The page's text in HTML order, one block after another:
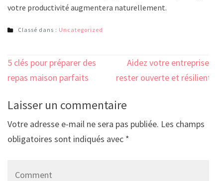
votre productivité augmentera naturellement.
Classé dans : Uncategorized
Navigation
de
5 clés pour préparer des
repas maison parfaits
Aidez votre entreprise à
rester ouverte et résiliente
Laisser un commentaire
Votre adresse e-mail ne sera pas publiée. Les champs
obligatoires sont indiqués avec *